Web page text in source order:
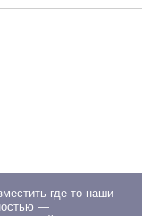
где-то наши
—